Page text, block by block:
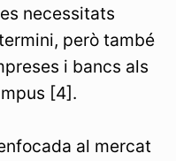
necessitats
però també
i bancs als
[4].
al mercat